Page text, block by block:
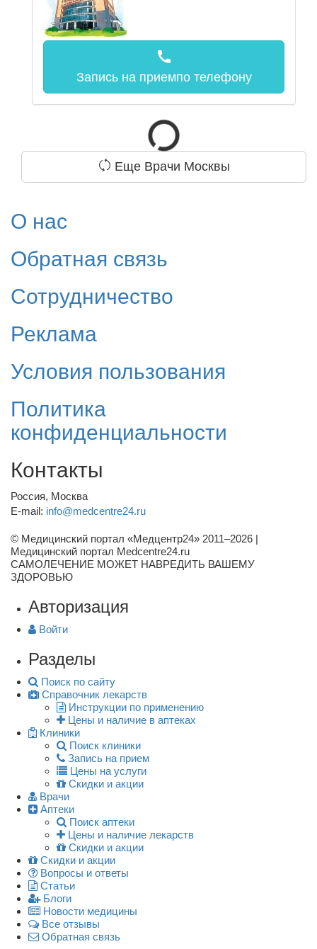
call
Запись на приемпо телефону
Еще Врачи Москвы
О нас
Обратная связь
Сотрудничество
Реклама
Условия пользования
Политика
конфиденциальности
Контакты
Россия, Москва
E-mail: info@medcentre24.ru
© Медицинский портал «Медцентр24» 2011–2026 |
Медицинский портал Medcentre24.ru
САМОЛЕЧЕНИЕ МОЖЕТ НАВРЕДИТЬ ВАШЕМУ
ЗДОРОВЬЮ
Авторизация
Войти
Разделы
Поиск по сайту
Справочник лекарств
Инструкции по применению
Цены и наличие в аптеках
Клиники
Поиск клиники
Запись на прием
Цены на услуги
Скидки и акции
Врачи
Аптеки
Поиск аптеки
Цены и наличие лекарств
Скидки и акции
Скидки и акции
Вопросы и ответы
Статьи
Блоги
Новости медицины
Все отзывы
Обратная связь